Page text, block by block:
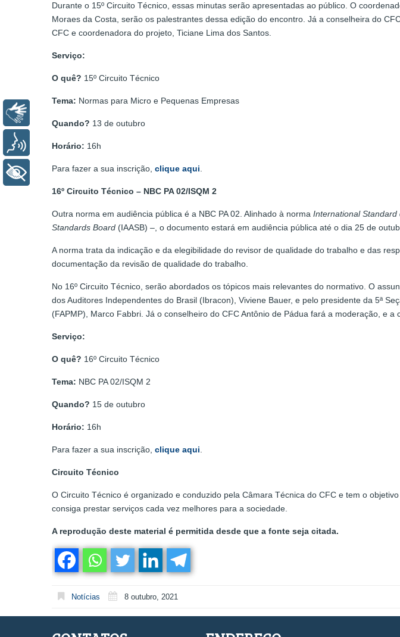
Durante o 15º Circuito Técnico, essas minutas serão apresentadas ao público. O
Moraes da Costa, serão os palestrantes dessa edição do encontro. Já a conselheira do
CFC e coordenadora do projeto, Ticiane Lima dos Santos.
Serviço:
O quê? 15º Circuito Técnico
Tema: Normas para Micro e Pequenas Empresas
Quando? 13 de outubro
Horário: 16h
Para fazer a sua inscrição, clique aqui.
16º Circuito Técnico – NBC PA 02/ISQM 2
Outra norma em audiência pública é a NBC PA 02. Alinhado à norma International
Standards Board (IAASB) –, o documento estará em audiência pública até o dia 25 de
A norma trata da indicação e da elegibilidade do revisor de qualidade do trabalho e das
documentação da revisão de qualidade do trabalho.
No 16º Circuito Técnico, serão abordados os tópicos mais relevantes do normativo. O
dos Auditores Independentes do Brasil (Ibracon), Viviene Bauer, e pelo presidente da 5ª
(FAPMP), Marco Fabbri. Já o conselheiro do CFC Antônio de Pádua fará a moderação, e
Serviço:
O quê? 16º Circuito Técnico
Tema: NBC PA 02/ISQM 2
Quando? 15 de outubro
Horário: 16h
Para fazer a sua inscrição, clique aqui.
Circuito Técnico
O Circuito Técnico é organizado e conduzido pela Câmara Técnica do CFC e tem o
consiga prestar serviços cada vez melhores para a sociedade.
A reprodução deste material é permitida desde que a fonte seja citada.
Notícias 8 outubro, 2021
Voz
+ Acessibilidade